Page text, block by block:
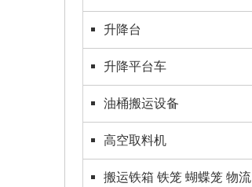
升降台
升降平台车
油桶搬运设备
高空取料机
搬运铁箱 铁笼 蝴蝶笼 物流